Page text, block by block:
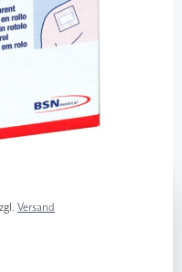
Verband
Versand